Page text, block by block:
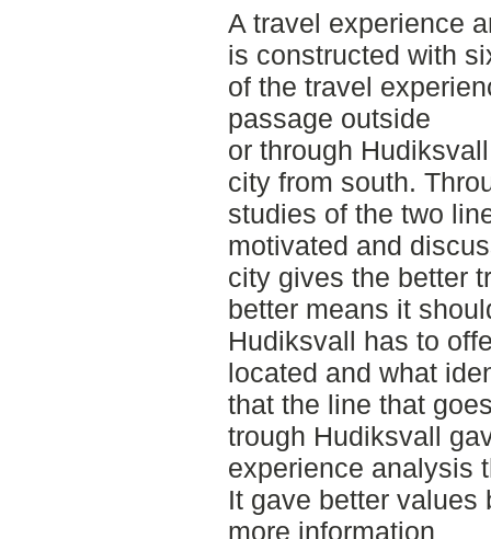
A travel experience
is constructed with
of the travel
passage outside
or through
city from south.
studies of the two
motivated and
city gives the better
better means it
Hudiksvall has to
located and what
that the line that
trough Hudiksvall
experience analysis
It gave better values
more information